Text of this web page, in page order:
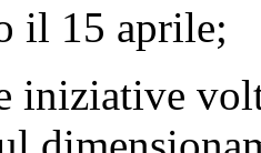
il 15 aprile;
iniziative